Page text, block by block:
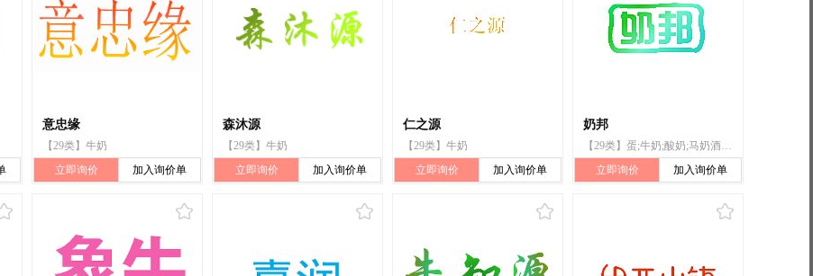
意忠缘
【29类】牛奶
立即询价
加入询价单
森沐源
【29类】牛奶
立即询价
加入询价单
仁之源
【29类】牛奶
立即询价
加入询价单
奶邦
【29类】蛋;牛奶;酸奶;马奶酒（奶饮料）;牛奶饮料（以牛奶为主）;牛奶制品;蛋白质牛奶;奶茶（以奶为主）;可可牛奶（以奶为主）;奶粉
立即询价
加入询价单